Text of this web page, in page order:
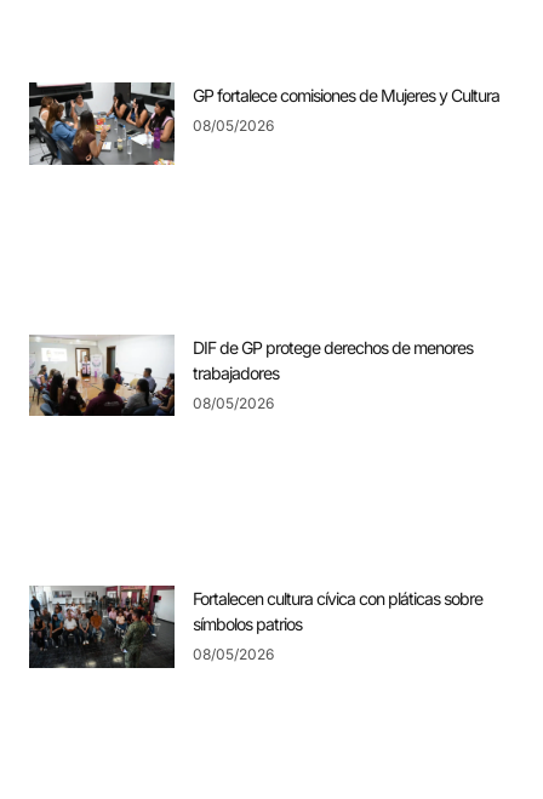
GP fortalece comisiones de Mujeres y Cultura
08/05/2026
DIF de GP protege derechos de menores
trabajadores
08/05/2026
Fortalecen cultura cívica con pláticas sobre
símbolos patrios
08/05/2026